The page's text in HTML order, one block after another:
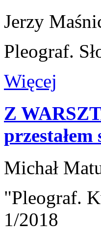
Jerzy
Pleograf.
Więcej
Z
Michał
"Pleograf.
1/2018